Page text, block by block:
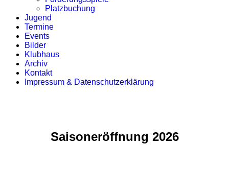
Platzbuchung
Jugend
Termine
Events
Bilder
Klubhaus
Archiv
Kontakt
Impressum & Datenschutzerklärung
Saisoneröffnung 2026